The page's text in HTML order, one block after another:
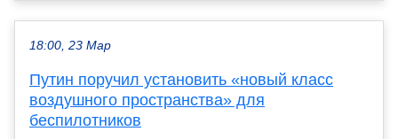
18:00, 23 Мар
Путин поручил установить «новый класс
воздушного пространства» для
беспилотников